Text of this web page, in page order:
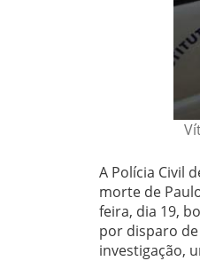
A Polícia Civil
morte de
feira, dia 19,
por disparo
investigação,